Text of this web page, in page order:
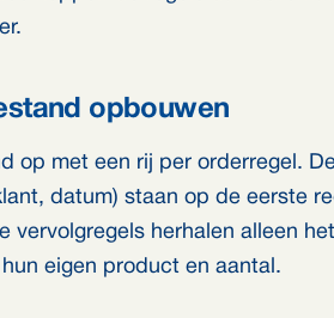
opbouwen
op met een rij per orderregel.
datum) staan op de eerste
vervolgregels herhalen alleen het
eigen product en aantal.